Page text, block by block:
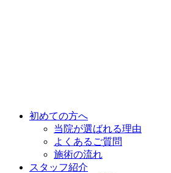
初めての方へ
当院が選ばれる理由
よくあるご質問
施術の流れ
スタッフ紹介